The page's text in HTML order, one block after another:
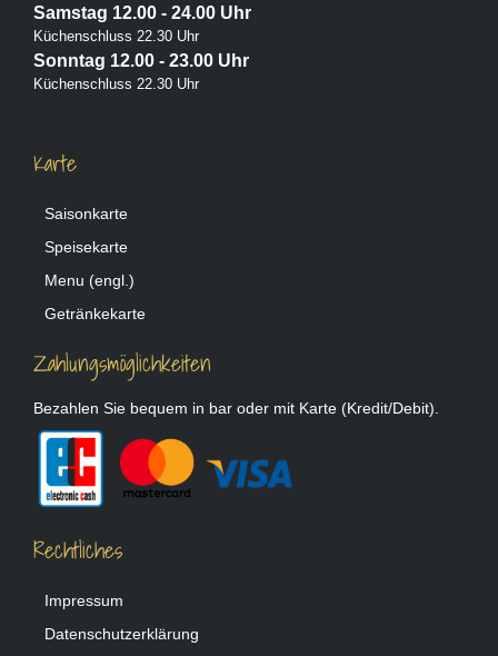
Samstag 12.00 - 24.00 Uhr
Küchenschluss 22.30 Uhr
Sonntag 12.00 - 23.00 Uhr
Küchenschluss 22.30 Uhr
Karte
Saisonkarte
Speisekarte
Menu (engl.)
Getränkekarte
Zahlungsmöglichkeiten
Bezahlen Sie bequem in bar oder mit Karte (Kredit/Debit).
Rechtliches
Impressum
Datenschutzerklärung